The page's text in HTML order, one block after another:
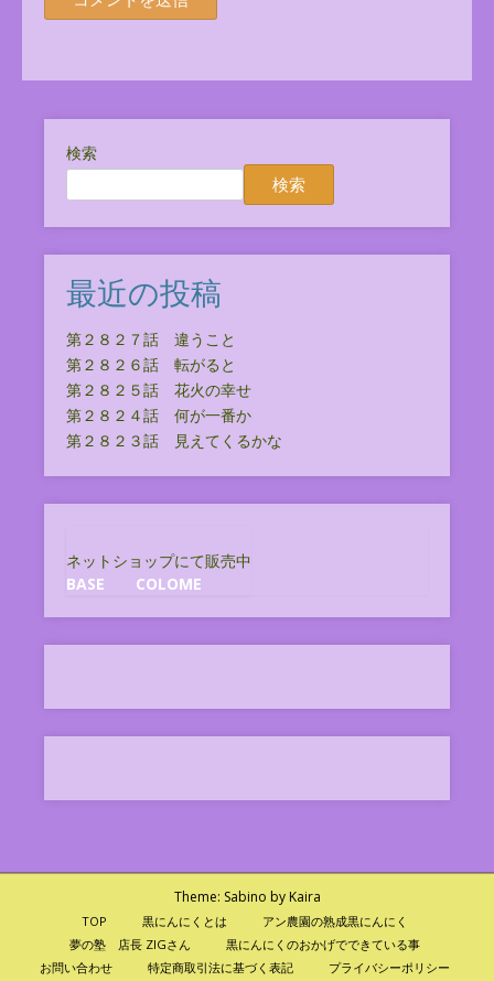
検索
検索
最近の投稿
第２８２７話 違うこと
第２８２６話 転がると
第２８２５話 花火の幸せ
第２８２４話 何が一番か
第２８２３話 見えてくるかな
ネットショップにて販売中
BASE
COLOME
Theme: Sabino by Kaira
TOP 黒にんにくとは
アン農園の熟成黒にんにく
夢の塾 店長 ZIGさん
黒にんにくのおかげでできている事
お問い合わせ
特定商取引法に基づく表記 プライバシーポリシー